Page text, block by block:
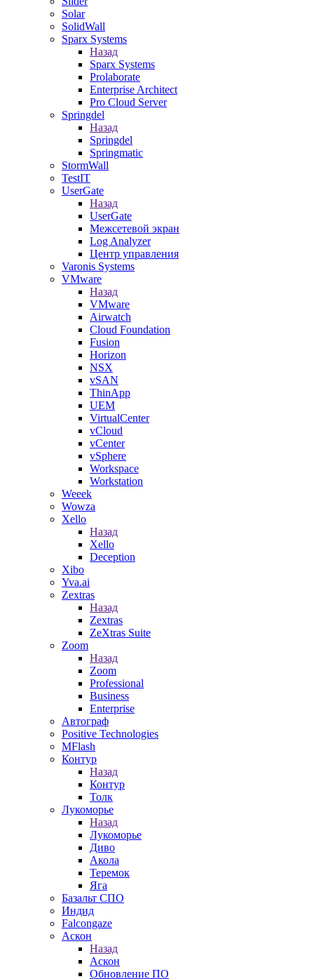
Solar
SolidWall
Sparx Systems
Назад
Sparx Systems
Prolaborate
Enterprise Architect
Pro Cloud Server
Springdel
Назад
Springdel
Springmatic
StormWall
TestIT
UserGate
Назад
UserGate
Межсетевой экран
Log Analyzer
Центр управления
Varonis Systems
VMware
Назад
VMware
Airwatch
Cloud Foundation
Fusion
Horizon
NSX
vSAN
ThinApp
UEM
VirtualCenter
vCloud
vCenter
vSphere
Workspace
Workstation
Weeek
Wowza
Xello
Назад
Xello
Deception
Xibo
Yva.ai
Zextras
Назад
Zextras
ZeXtras Suite
Zoom
Назад
Zoom
Professional
Business
Enterprise
Автограф
Positive Technologies
MFlash
Контур
Назад
Контур
Толк
Лукоморье
Назад
Лукоморье
Диво
Акола
Теремок
Яга
Базальт СПО
Индид
Falcongaze
Аскон
Назад
Аскон
Обновление ПО